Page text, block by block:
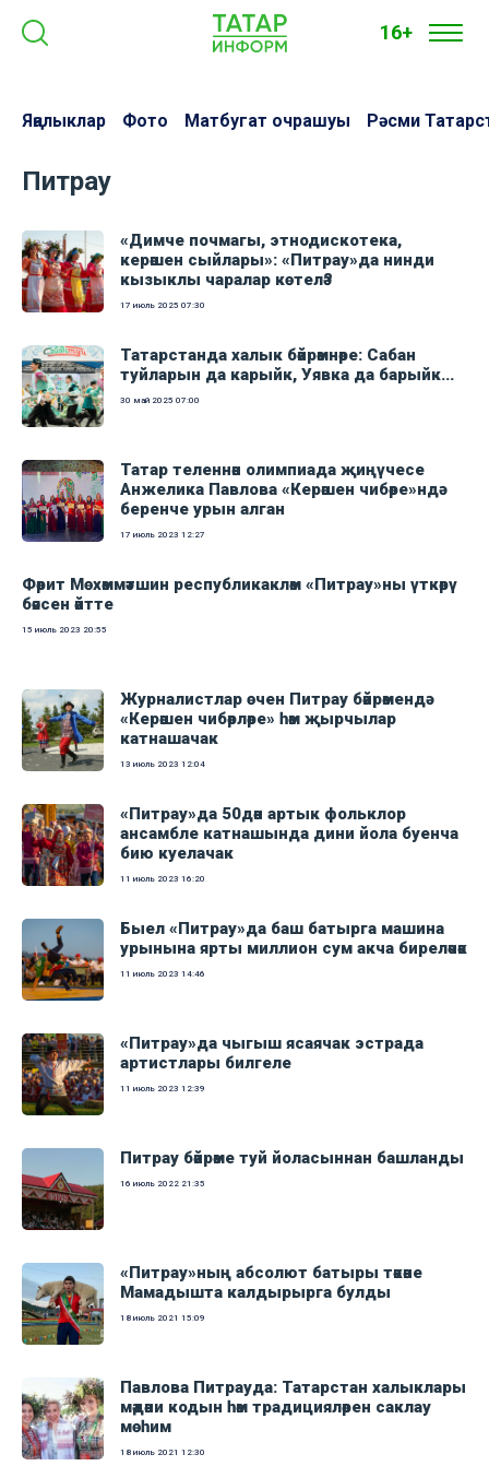
16+
Яңалыклар Фото Матбугат очрашуы Рәсми
Питрау
«Димче почмагы, этнодискотека,
керәшен сыйлары»: «Питрау»да нинди
кызыклы чаралар көтелә?
17 июль 2025 07:30
Татарстанда халык бәйрәмнәре: Сабан
туйларын да карыйк, Уявка да барыйк...
30 май 2025 07:00
Татар теленнән олимпиада җиңүчесе
Анжелика Павлова «Керәшен чибәре»ндә
беренче урын алган
17 июль 2023 12:27
Фәрит Мөхәммәтшин республикакләм «Питрау»ны үткәрү
бәясен әйтте
15 июль 2023 20:55
Журналистлар өчен Питрау бәйрәмендә
«Керәшен чибәрләре» һәм җырчылар
катнашачак
13 июль 2023 12:04
«Питрау»да 50дән артык фольклор
ансамбле катнашында дини йола буенча
бию куелачак
11 июль 2023 16:20
Быел «Питрау»да баш батырга машина
урынына ярты миллион сум акча биреләчәк
11 июль 2023 14:46
«Питрау»да чыгыш ясаячак эстрада
артистлары билгеле
11 июль 2023 12:39
Питрау бәйрәме туй йоласыннан башланды
16 июль 2022 21:35
«Питрау»ның абсолют батыры тәкәне
Мамадышта калдырырга булды
18 июль 2021 15:09
Павлова Питрауда: Татарстан халыклары
мәдәни кодын һәм традицияләрен саклау
мөһим
18 июль 2021 12:30